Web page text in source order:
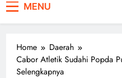
MENU
Home
Daerah
Cabor Atletik Sudahi Popda
Selengkapnya